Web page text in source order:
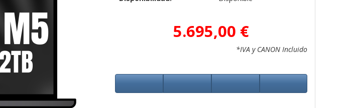
5.695,00 €
*IVA y CANON Incluido